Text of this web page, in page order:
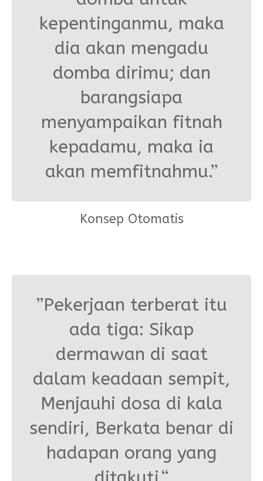
kepentinganmu, maka
dia akan mengadu
domba dirimu; dan
barangsiapa
menyampaikan fitnah
kepadamu, maka ia
akan memfitnahmu.”
Konsep Otomatis
”Pekerjaan terberat itu
ada tiga: Sikap
dermawan di saat
dalam keadaan sempit,
Menjauhi dosa di kala
sendiri, Berkata benar di
hadapan orang yang